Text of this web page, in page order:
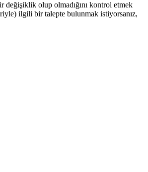
olup olmadığını kontrol etmek
ilgili bir talepte bulunmak istiyorsanız,